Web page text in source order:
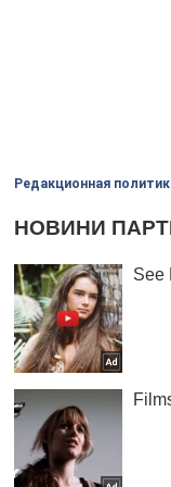
Редакционная